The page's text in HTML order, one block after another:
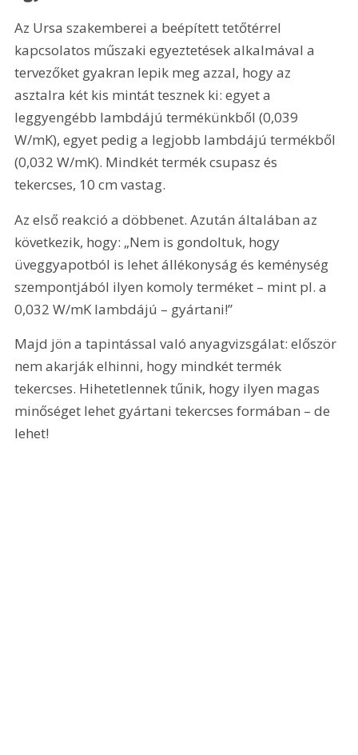
Az Ursa szakemberei a beépített tetőtérrel
kapcsolatos műszaki egyeztetések alkalmával a
tervezőket gyakran lepik meg azzal, hogy az
asztalra két kis mintát tesznek ki: egyet a
leggyengébb lambdájú termékünkből (0,039
W/mK), egyet pedig a legjobb lambdájú termékből
(0,032 W/mK). Mindkét termék csupasz és
tekercses, 10 cm vastag.
Az első reakció a döbbenet. Azután általában az
következik, hogy: „Nem is gondoltuk, hogy
üveggyapotból is lehet állékonyság és keménység
szempontjából ilyen komoly terméket – mint pl. a
0,032 W/mK lambdájú – gyártani!”
Majd jön a tapintással való anyagvizsgálat: először
nem akarják elhinni, hogy mindkét termék
tekercses. Hihetetlennek tűnik, hogy ilyen magas
minőséget lehet gyártani tekercses formában – de
lehet!